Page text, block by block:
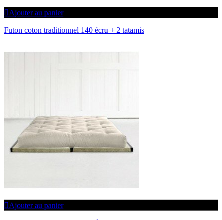
Ajouter au panier
Futon coton traditionnel 140 écru + 2 tatamis
Ajouter au panier